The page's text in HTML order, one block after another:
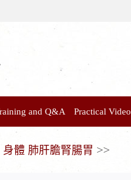
and Q&A Practical Video
身體 肺肝膽腎腸胃 >>